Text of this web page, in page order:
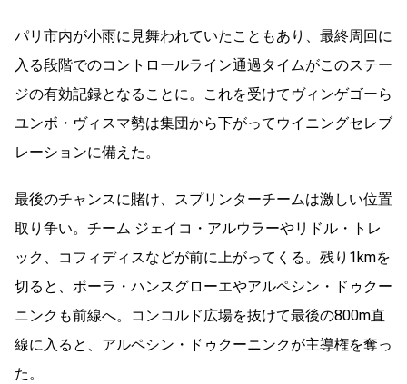
パリ市内が小雨に見舞われていたこともあり、最終周回に
入る段階でのコントロールライン通過タイムがこのステー
ジの有効記録となることに。これを受けてヴィンゲゴーら
ユンボ・ヴィスマ勢は集団から下がってウイニングセレブ
レーションに備えた。
最後のチャンスに賭け、スプリンターチームは激しい位置
取り争い。チーム ジェイコ・アルウラーやリドル・トレ
ック、コフィディスなどが前に上がってくる。残り1kmを
切ると、ボーラ・ハンスグローエやアルペシン・ドゥクー
ニンクも前線へ。コンコルド広場を抜けて最後の800m直
線に入ると、アルペシン・ドゥクーニンクが主導権を奪っ
た。